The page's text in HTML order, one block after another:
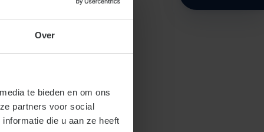
Over
te bieden en om ons
partners voor social
die u aan ze heeft